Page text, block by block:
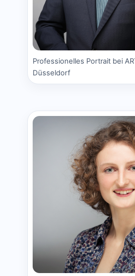
Professionelles Portrait bei
Düsseldorf